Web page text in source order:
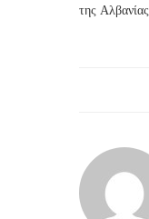
της